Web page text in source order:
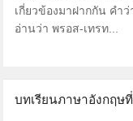
เกี่ยวข้องมาฝากกัน คำ
อ่านว่า พรอส-เทรท...
บทเรียนภาษาอังกฤษ